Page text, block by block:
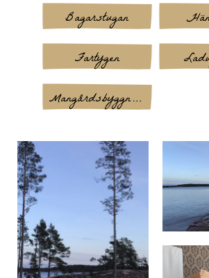
Bagarstugan
Fartygen
Mangårdsbyggnaden